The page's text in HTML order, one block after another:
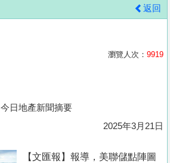
返回
瀏覽人次： 9919
今日地產新聞摘要
2025年3月21日
【文匯報】報導，美聯儲點陣圖